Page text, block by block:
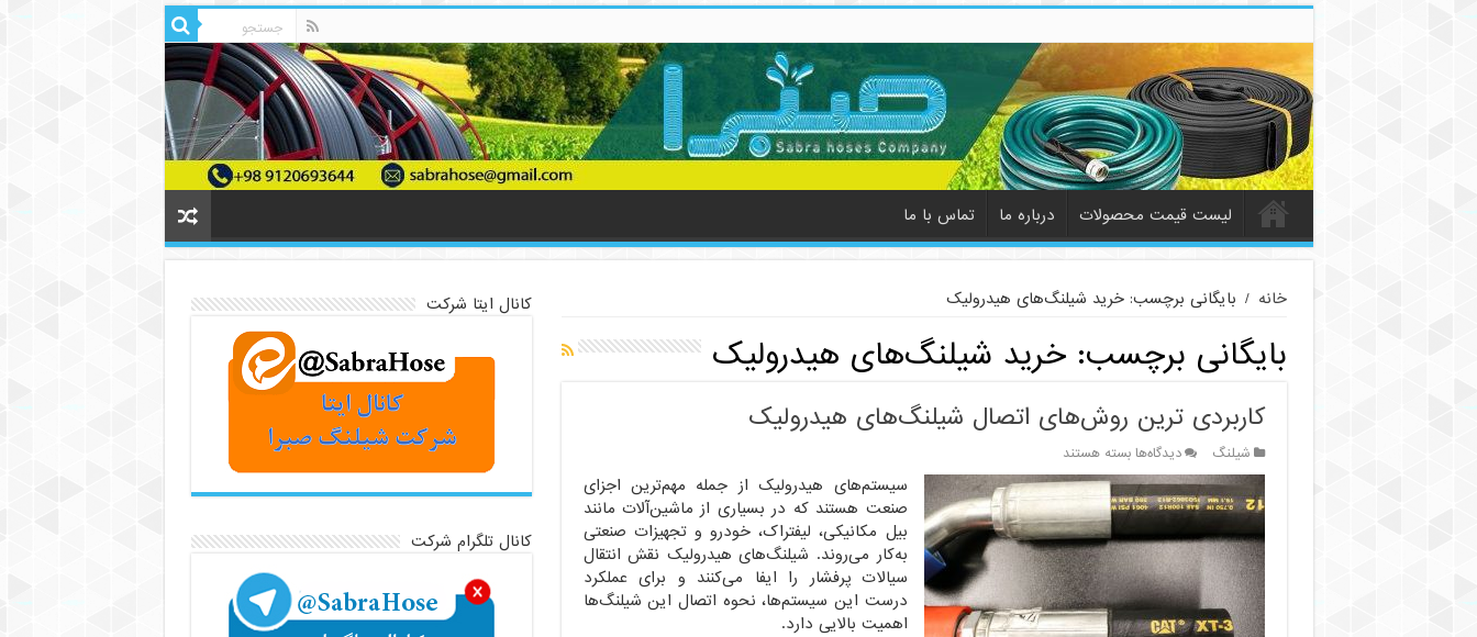
لیست قیمت محصولات درباره ما تماس با ما
خانه / بایگانی برچسب: خرید شیلنگ‌های هیدرولیک
بایگانی برچسب:خرید شیلنگ‌های هیدرولیک
کاربردی ترین روش‌های اتصال شیلنگ‌های هیدرولیک
شیلنگ دیدگاه‌هابرای
کاربردی
ترین
روش‌های
اتصال
شیلنگ‌های
هیدرولیک
بسته هستند
سیستم‌های هیدرولیک از جمله مهم‌ترین اجزای
صنعت هستند که در بسیاری از ماشین‌آلات مانند
بیل مکانیکی، لیفتراک، خودرو و تجهیزات صنعتی
به‌کار می‌روند. شیلنگ‌های هیدرولیک نقش انتقال
سیالات پرفشار را ایفا می‌کنند و برای عملکرد
درست این سیستم‌ها، نحوه اتصال این شیلنگ‌ها
اهمیت بالایی دارد.
کانال ایتا شرکت
کانال تلگرام شرکت